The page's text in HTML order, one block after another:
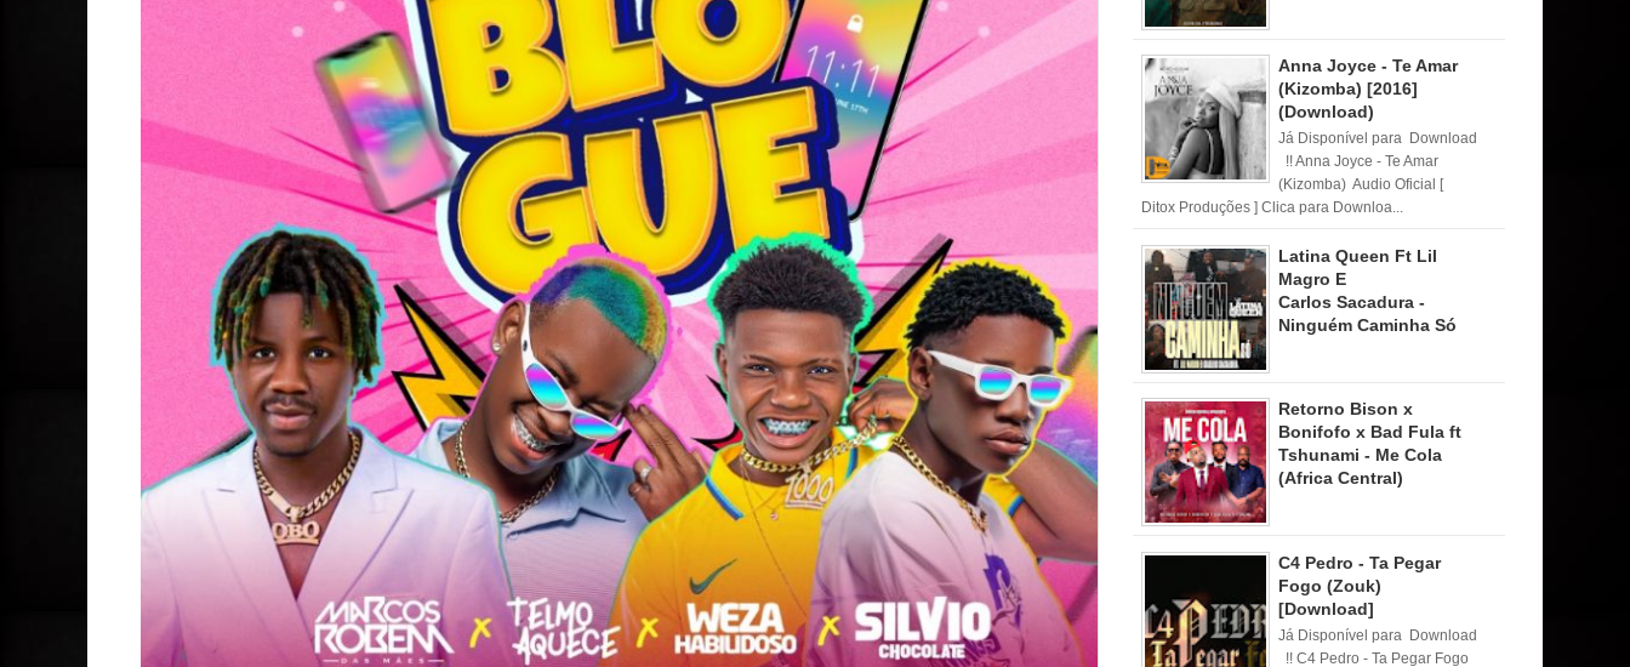
Anna Joyce - Te Amar
(Kizomba) [2016]
(Download)
Já Disponível para Download
!! Anna Joyce - Te Amar
(Kizomba) Audio Oficial [
Ditox Produções ] Clica para Downloa...
Latina Queen Ft Lil
Magro E
Carlos Sacadura -
Ninguém Caminha Só
Retorno Bison x
Bonifofo x Bad Fula ft
Tshunami - Me Cola
(Africa Central)
C4 Pedro - Ta Pegar
Fogo (Zouk)
[Download]
Já Disponível para Download
!! C4 Pedro - Ta Pegar Fogo